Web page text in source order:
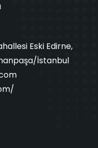
Eski Edirne,
İstanbul